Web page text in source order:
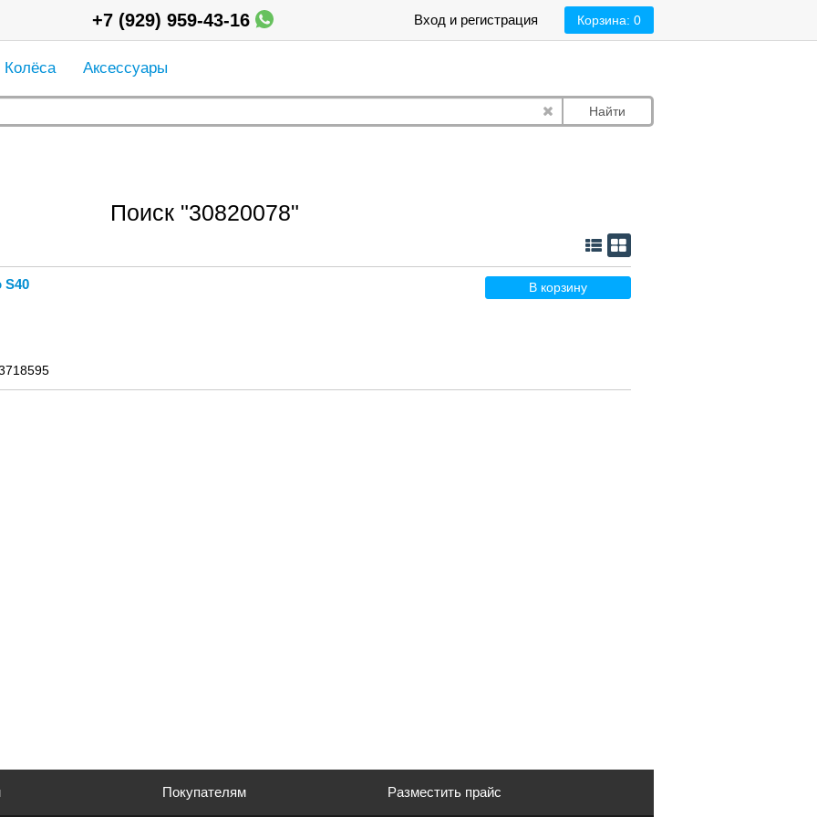
Корзина: 0
Вход и регистрация
+7 (929) 959-43-16
Колёса Аксессуары
Найти
Поиск "30820078"
В корзину
Покупателям Разместить прайс